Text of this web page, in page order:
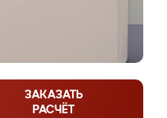
ЗАКАЗАТЬ
РАСЧЁТ